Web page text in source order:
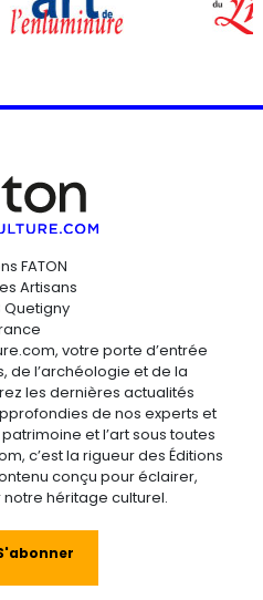
FATON
Artisans
Quetigny
votre porte d’entrée
de l’archéologie et de la
les dernières actualités
de nos experts et
et l’art sous toutes
c’est la rigueur des Éditions
conçu pour éclairer,
héritage culturel.